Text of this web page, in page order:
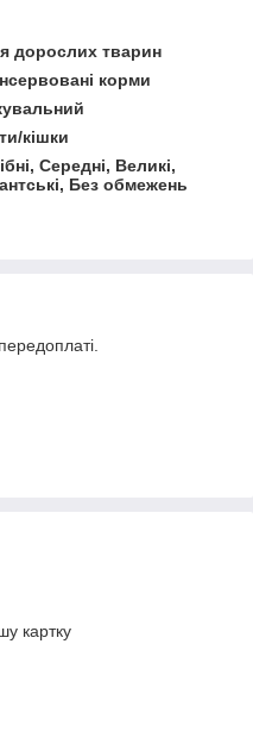
дорослих тварин
корми
кішки
Середні, Великі,
Без обмежень
картку